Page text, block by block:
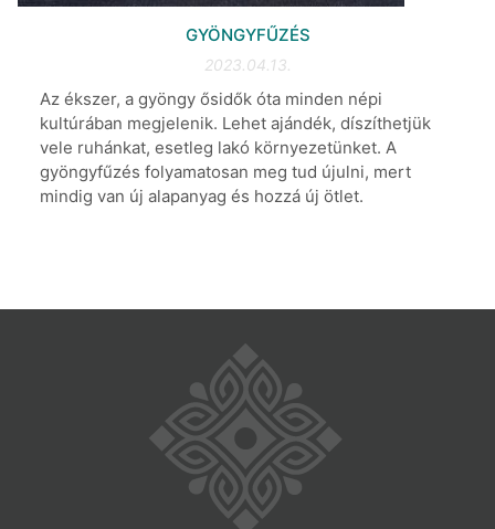
GYÖNGYFŰZÉS
2023.04.13.
Az ékszer, a gyöngy ősidők óta minden népi
kultúrában megjelenik. Lehet ajándék, díszíthetjük
vele ruhánkat, esetleg lakó környezetünket. A
gyöngyfűzés folyamatosan meg tud újulni, mert
mindig van új alapanyag és hozzá új ötlet.